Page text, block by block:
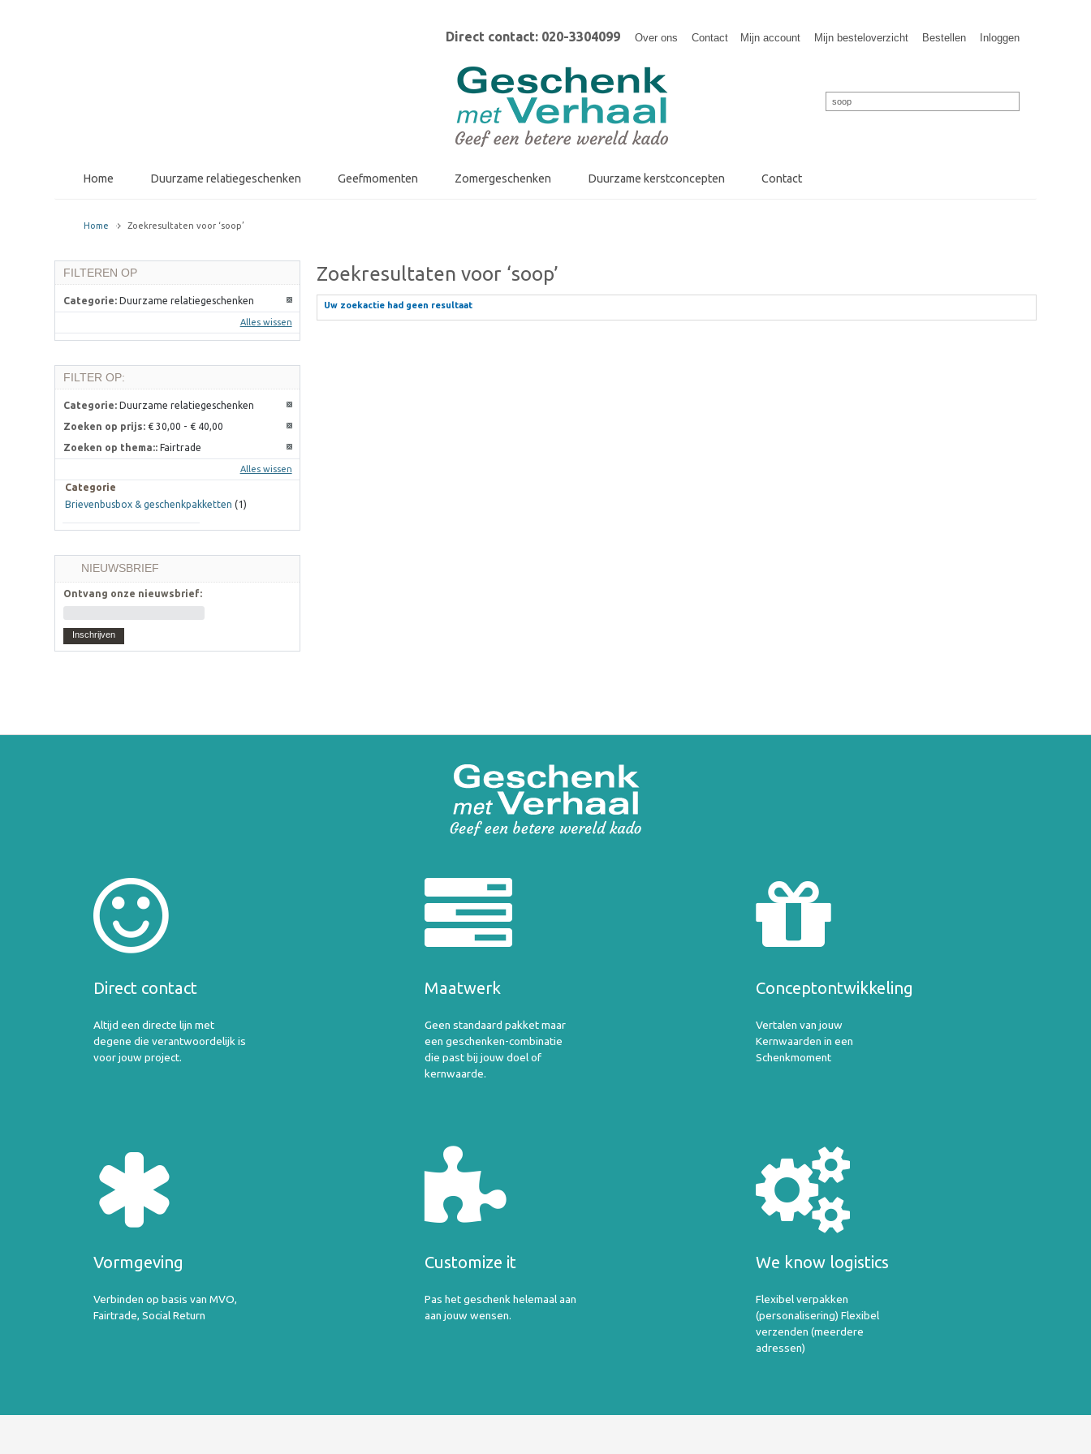
Direct contact: 020-3304099 Over ons Contact Mijn account Mijn besteloverzicht Bestellen Inloggen
Home Duurzame relatiegeschenken Geefmomenten Zomergeschenken Duurzame kerstconcepten Contact
Home Zoekresultaten voor ‘soop’
Zoekresultaten voor ‘soop’
Uw zoekactie had geen resultaat
FILTEREN OP
Categorie: Duurzame relatiegeschenken
Alles wissen
FILTER OP:
Categorie: Duurzame relatiegeschenken
Zoeken op prijs: € 30,00 -€ 40,00
Zoeken op thema:: Fairtrade
Alles wissen
Categorie
Brievenbusbox & geschenkpakketten (1)
NIEUWSBRIEF
Ontvang onze nieuwsbrief:
Inschrijven
Direct contact
Altijd een directe lijn met
degene die verantwoordelijk is
voor jouw project.
Maatwerk
Geen standaard pakket maar
een geschenken-combinatie
die past bij jouw doel of
kernwaarde.
Conceptontwikkeling
Vertalen van jouw
Kernwaarden in een
Schenkmoment
Vormgeving
Verbinden op basis van MVO,
Fairtrade, Social Return
Customize it
Pas het geschenk helemaal aan
aan jouw wensen.
We know logistics
Flexibel verpakken
(personalisering) Flexibel
verzenden (meerdere
adressen)